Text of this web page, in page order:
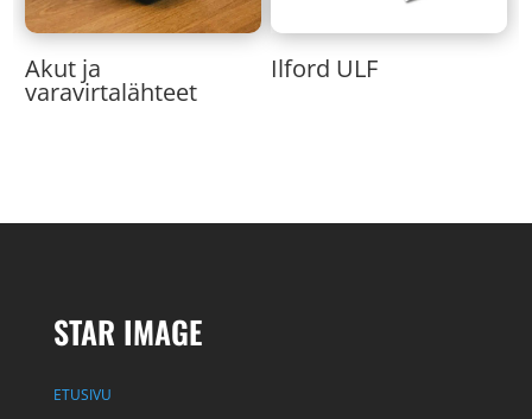
Akut ja
varavirtalähteet
Ilford ULF
STAR IMAGE
ETUSIVU